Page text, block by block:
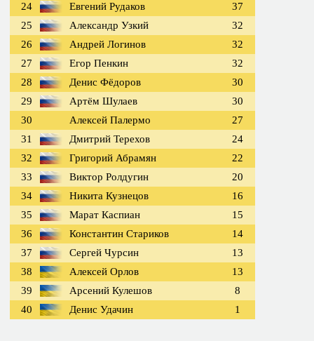
24
Евгений Рудаков
37
25
Александр Узкий
32
26
Андрей Логинов
32
27
Егор Пенкин
32
28
Денис Фёдоров
30
29
Артём Шулаев
30
30
Алексей Палермо
27
31
Дмитрий Терехов
24
32
Григорий Абрамян
22
33
Виктор Ролдугин
20
34
Никита Кузнецов
16
35
Марат Каспиан
15
36
Константин Стариков
14
37
Сергей Чурсин
13
38
Алексей Орлов
13
39
Арсений Кулешов
8
40
Денис Удачин 1